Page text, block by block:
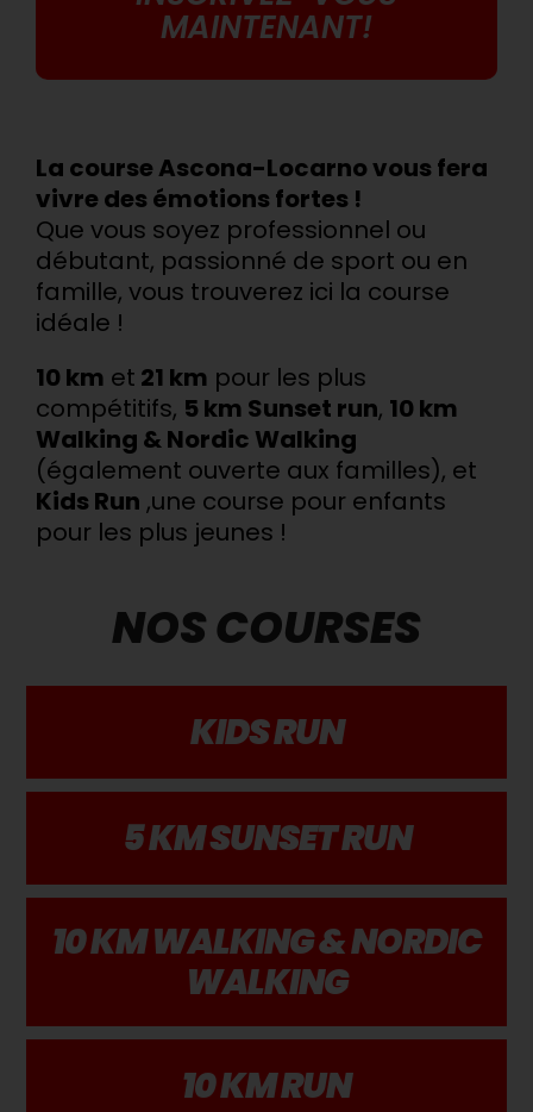
MAINTENANT!
La course Ascona-Locarno vous fera
vivre des émotions fortes !
Que vous soyez professionnel ou
débutant, passionné de sport ou en
famille, vous trouverez ici la course
idéale !
10 km et 21 km pour les plus
compétitifs, 5 km Sunset run, 10 km
Walking & Nordic Walking
(également ouverte aux familles), et
Kids Run ,une course pour enfants
pour les plus jeunes !
NOS COURSES
KIDS RUN
5 KM SUNSET RUN
10 KM WALKING & NORDIC
WALKING
10 KM RUN